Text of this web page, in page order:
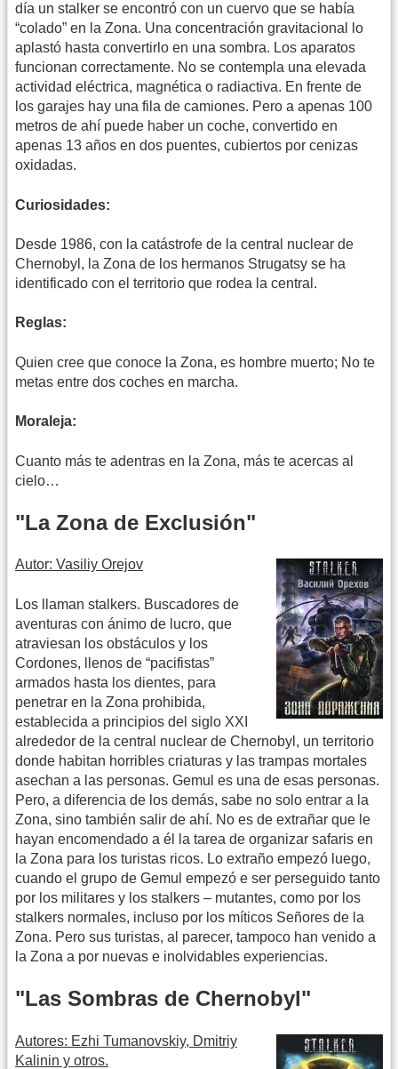
día un stalker se encontró con un cuervo que se había
“colado” en la Zona. Una concentración gravitacional lo
aplastó hasta convertirlo en una sombra. Los aparatos
funcionan correctamente. No se contempla una elevada
actividad eléctrica, magnética o radiactiva. En frente de
los garajes hay una fila de camiones. Pero a apenas 100
metros de ahí puede haber un coche, convertido en
apenas 13 años en dos puentes, cubiertos por cenizas
oxidadas.
Curiosidades:
Desde 1986, con la catástrofe de la central nuclear de
Chernobyl, la Zona de los hermanos Strugatsy se ha
identificado con el territorio que rodea la central.
Reglas:
Quien cree que conoce la Zona, es hombre muerto; No te
metas entre dos coches en marcha.
Moraleja:
Cuanto más te adentras en la Zona, más te acercas al
cielo…
"La Zona de Exclusión"
Autor: Vasiliy Orejov
Los llaman stalkers. Buscadores de
aventuras con ánimo de lucro, que
atraviesan los obstáculos y los
Cordones, llenos de “pacifistas”
armados hasta los dientes, para
penetrar en la Zona prohibida,
establecida a principios del siglo XXI
alrededor de la central nuclear de Chernobyl, un territorio
donde habitan horribles criaturas y las trampas mortales
asechan a las personas. Gemul es una de esas personas.
Pero, a diferencia de los demás, sabe no solo entrar a la
Zona, sino también salir de ahí. No es de extrañar que le
hayan encomendado a él la tarea de organizar safaris en
la Zona para los turistas ricos. Lo extraño empezó luego,
cuando el grupo de Gemul empezó e ser perseguido tanto
por los militares y los stalkers – mutantes, como por los
stalkers normales, incluso por los míticos Señores de la
Zona. Pero sus turistas, al parecer, tampoco han venido a
la Zona a por nuevas e inolvidables experiencias.
"Las Sombras de Chernobyl"
Autores: Ezhi Tumanovskiy, Dmitriy
Kalinin y otros.